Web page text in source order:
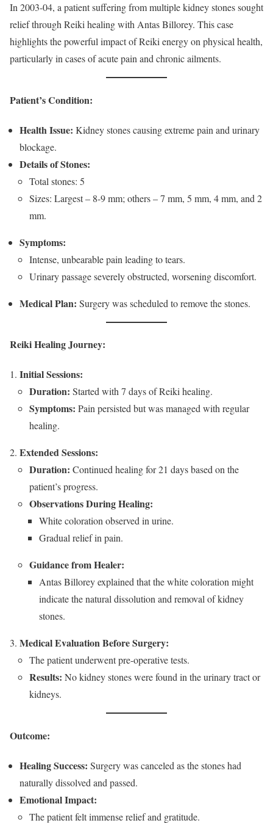
In 2003-04, a patient suffering from multiple kidney stones sought
relief through Reiki healing with Antas Billorey. This case
highlights the powerful impact of Reiki energy on physical health,
particularly in cases of acute pain and chronic ailments.
Patient’s Condition:
Health Issue: Kidney stones causing extreme pain and urinary
blockage.
Details of Stones:
Total stones: 5
Sizes: Largest – 8-9 mm; others – 7 mm, 5 mm, 4 mm, and 2
mm.
Symptoms:
Intense, unbearable pain leading to tears.
Urinary passage severely obstructed, worsening discomfort.
Medical Plan: Surgery was scheduled to remove the stones.
Reiki Healing Journey:
Initial Sessions:
Duration: Started with 7 days of Reiki healing.
Symptoms: Pain persisted but was managed with regular
healing.
Extended Sessions:
Duration: Continued healing for 21 days based on the
patient’s progress.
Observations During Healing:
White coloration observed in urine.
Gradual relief in pain.
Guidance from Healer:
Antas Billorey explained that the white coloration might
indicate the natural dissolution and removal of kidney
stones.
Medical Evaluation Before Surgery:
The patient underwent pre-operative tests.
Results: No kidney stones were found in the urinary tract or
kidneys.
Outcome:
Healing Success: Surgery was canceled as the stones had
naturally dissolved and passed.
Emotional Impact:
The patient felt immense relief and gratitude.